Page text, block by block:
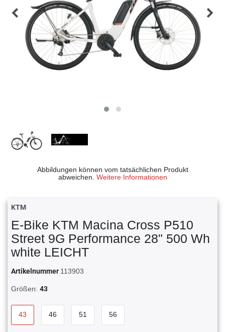
Abbildungen können vom tatsächlichen Produkt
abweichen. Weitere Informationen
KTM
E-Bike KTM Macina Cross P510
Street 9G Performance 28" 500 Wh
white LEICHT
Artikelnummer 113903
Größen: 43
43 46 51 56